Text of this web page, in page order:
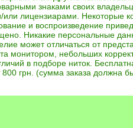
знаками своих
или лицензиарами. Некоторые
и воспроизведение
Никакие персональные
может отличаться от
монитором, небольших
в подборе ниток.
800 грн. (сумма заказа должна